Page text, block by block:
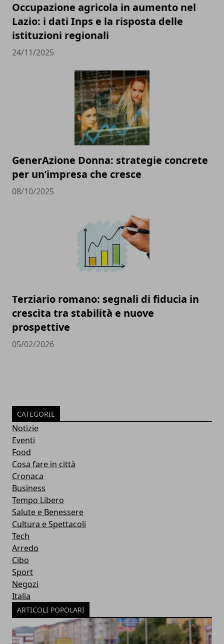
Occupazione agricola in aumento nel
Lazio: i dati Inps e la risposta delle
istituzioni regionali
24/11/2025
GenerAzione Donna: strategie concrete
per un’impresa che cresce
08/10/2025
Terziario romano: segnali di fiducia in
crescita tra stabilità e nuove
prospettive
05/02/2026
CATEGORIE
Notizie
Eventi
Food
Cosa fare in città
Cronaca
Business
Tempo Libero
Salute e Benessere
Cultura e Spettacoli
Tech
Arredo
Cibo
Sport
Negozi
Italia
ARTICOLI POPOLARI